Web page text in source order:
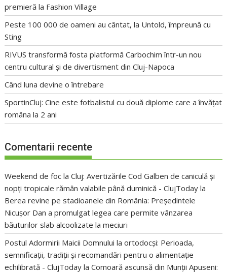
premieră la Fashion Village
Peste 100 000 de oameni au cântat, la Untold, împreună cu
Sting
RIVUS transformă fosta platformă Carbochim într-un nou
centru cultural și de divertisment din Cluj-Napoca
Când luna devine o întrebare
SportinCluj: Cine este fotbalistul cu două diplome care a învățat
româna la 2 ani
Comentarii recente
Weekend de foc la Cluj: Avertizările Cod Galben de caniculă și
nopți tropicale rămân valabile până duminică - ClujToday la
Berea revine pe stadioanele din România: Președintele
Nicușor Dan a promulgat legea care permite vânzarea
băuturilor slab alcoolizate la meciuri
Postul Adormirii Maicii Domnului la ortodocși: Perioada,
semnificații, tradiții și recomandări pentru o alimentație
echilibrată - ClujToday laComoară ascunsă din Munții Apuseni: